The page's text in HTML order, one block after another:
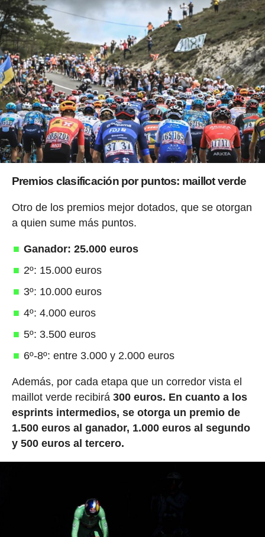
Premios clasificación por puntos: maillot verde
Otro de los premios mejor dotados, que se otorgan
a quien sume más puntos.
Ganador: 25.000 euros
2º: 15.000 euros
3º: 10.000 euros
4º: 4.000 euros
5º: 3.500 euros
6º-8º: entre 3.000 y 2.000 euros
Además, por cada etapa que un corredor vista el
maillot verde recibirá 300 euros. En cuanto a los
esprints intermedios, se otorga un premio de
1.500 euros al ganador, 1.000 euros al segundo
y 500 euros al tercero.